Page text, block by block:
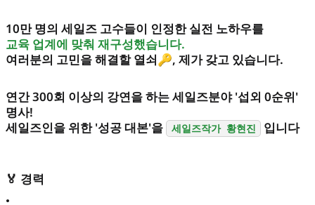
10만 명의 세일즈 고수들이 인정한 실전 노하우를
교육 업계에 맞춰 재구성했습니다.
여러분의 고민을 해결할 열쇠🔑, 제가 갖고 있습니다.
연간 300회 이상의 강연을 하는 세일즈분야 '섭외 0순위'
명사!
세일즈인을 위한 '성공 대본'을
세일즈작가 황현진 입니다
🏅 경력
•